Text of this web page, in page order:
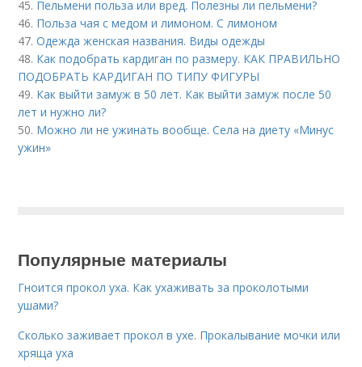
45. Пельмени польза или вред. Полезны ли пельмени?
46. Польза чая с медом и лимоном. С лимоном
47.Одежда женская названия. Виды одежды
48. Как подобрать кардиган по размеру. КАК ПРАВИЛЬНО
ПОДОБРАТЬ КАРДИГАН ПО ТИПУ ФИГУРЫ
49. Как выйти замуж в 50 лет. Как выйти замуж после 50
лет и нужно ли?
50. Можно ли не ужинать вообще. Села на диету «Минус
ужин»
Популярные материалы
Гноится прокол уха. Как ухаживать за проколотыми
ушами?
Сколько заживает прокол в ухе. Прокалывание мочки или
хряща уха